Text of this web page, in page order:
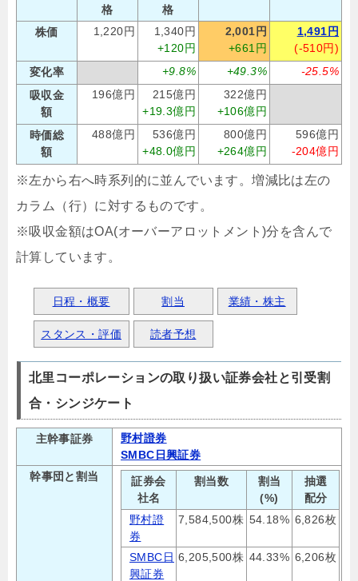
格
格
株価 1,220円
1,340円
+120円
2,001円
+661円
1,491円
(-510円)
変化率
+9.8% +49.3%
-25.5%
吸収金
額
196億円
215億円
+19.3億円
322億円
+106億円
時価総
額
488億円
536億円
+48.0億円
800億円
+264億円
596億円
-204億円
※左から右へ時系列的に並んでいます。増減比は左の
カラム（行）に対するものです。
※吸収金額はOA(オーバーアロットメント)分を含んで
計算しています。
日程・概要 割当 業績・株主
スタンス・評価 読者予想
北里コーポレーションの取り扱い証券会社と引受割
合・シンジケート
主幹事証券
野村證券
SMBC日興証券
幹事団と割当
証券会
社名
割当数
割当
(%)
抽選
配分
野村證
券
7,584,500株 54.18% 6,826枚
SMBC日
興証券
6,205,500株 44.33% 6,206枚